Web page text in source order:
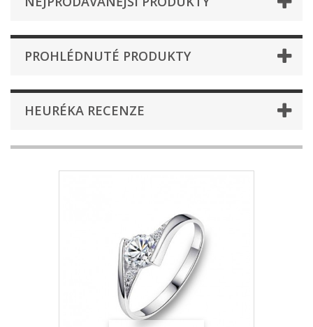
PROHLÉDNUTÉ PRODUKTY
HEURÉKA RECENZE